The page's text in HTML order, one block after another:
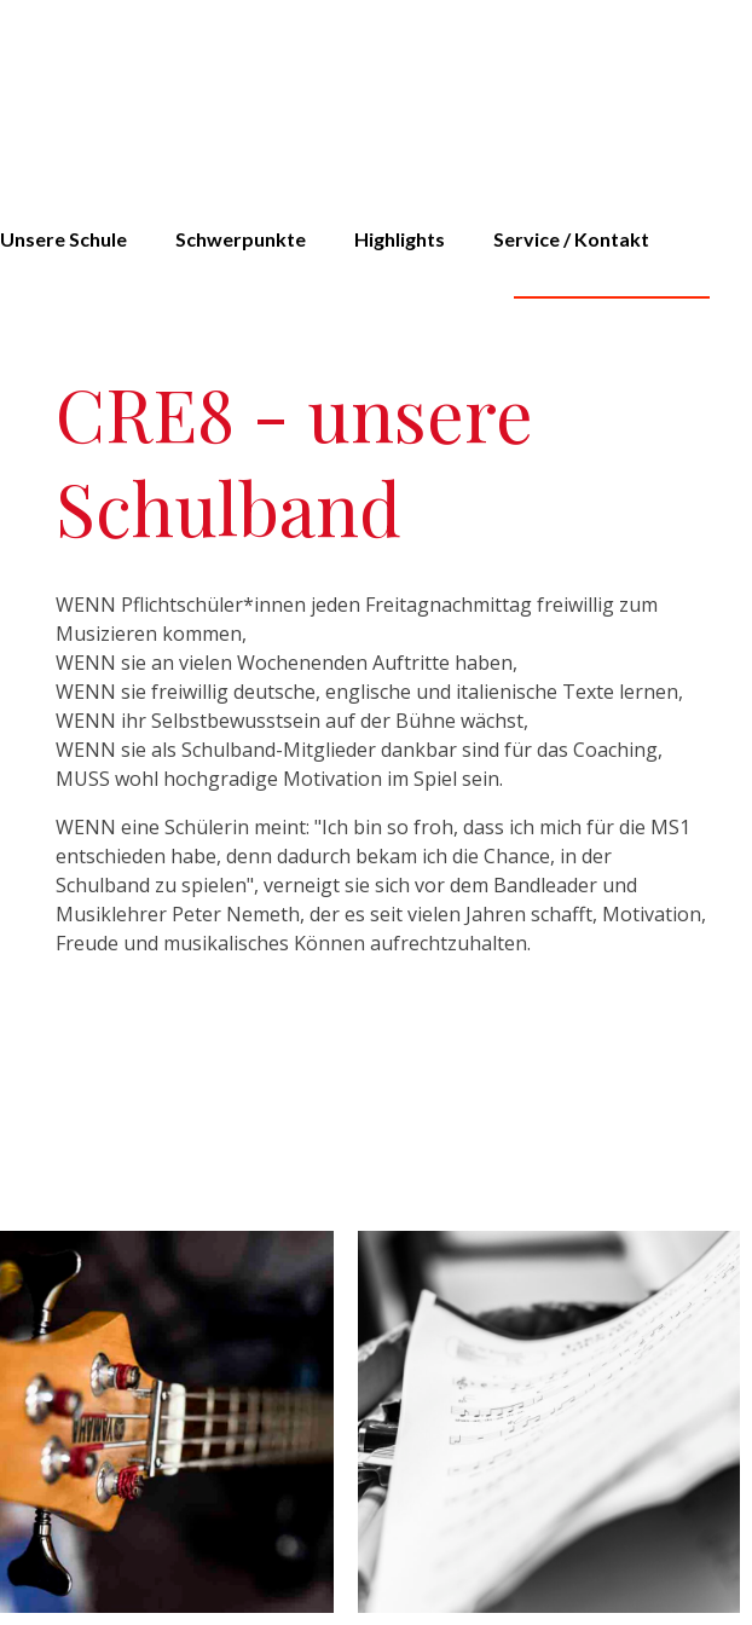
Unsere Schule Schwerpunkte Highlights Service / Kontakt
CRE8 - unsere
Schulband
WENN Pflichtschüler*innen jeden Freitagnachmittag freiwillig zum
Musizieren kommen,
WENN sie an vielen Wochenenden Auftritte haben,
WENN sie freiwillig deutsche, englische und italienische Texte lernen,
WENN ihr Selbstbewusstsein auf der Bühne wächst,
WENN sie als Schulband-Mitglieder dankbar sind für das Coaching,
MUSS wohl hochgradige Motivation im Spiel sein.
WENN eine Schülerin meint: "Ich bin so froh, dass ich mich für die MS1
entschieden habe, denn dadurch bekam ich die Chance, in der
Schulband zu spielen", verneigt sie sich vor dem Bandleader und
Musiklehrer Peter Nemeth, der es seit vielen Jahren schafft, Motivation,
Freude und musikalisches Können aufrechtzuhalten.